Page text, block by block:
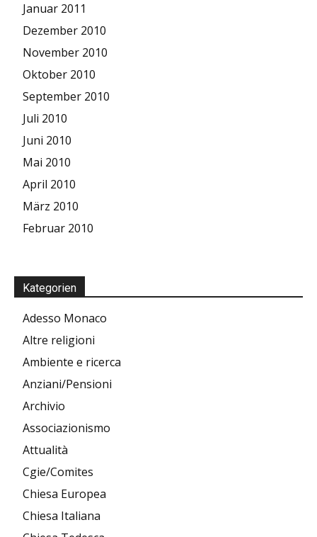
Januar 2011
Dezember 2010
November 2010
Oktober 2010
September 2010
Juli 2010
Juni 2010
Mai 2010
April 2010
März 2010
Februar 2010
Kategorien
Adesso Monaco
Altre religioni
Ambiente e ricerca
Anziani/Pensioni
Archivio
Associazionismo
Attualità
Cgie/Comites
Chiesa Europea
Chiesa Italiana